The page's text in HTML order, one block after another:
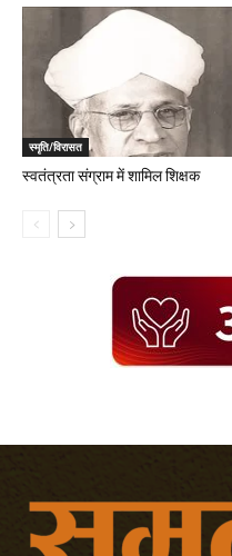
स्मृति/विरासत
स्वतंत्रता संग्राम में शामिल शिक्षक